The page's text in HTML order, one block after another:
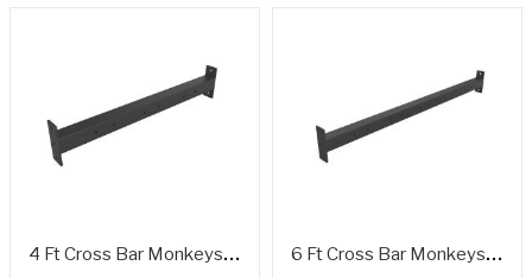
4
Ft Cross Bar Monkeys. 1,05 M. 6
Ft Cross Bar Monkeys. 1,65 M.